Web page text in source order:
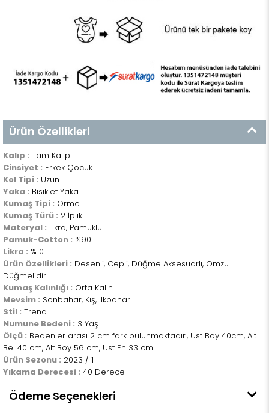
Ürün Özellikleri
Kalıp : Tam Kalıp
Cinsiyet : Erkek Çocuk
Kol Tipi : Uzun
Yaka : Bisiklet Yaka
Kumaş Tipi : Örme
Kumaş Türü : 2 İplik
Materyal : Likra, Pamuklu
Pamuk-Cotton : %90
Likra : %10
Ürün Özellikleri : Desenli, Cepli, Düğme Aksesuarlı, Omzu
Düğmelidir
Kumaş Kalınlığı : Orta Kalın
Mevsim : Sonbahar, Kış, İlkbahar
Stil : Trend
Numune Bedeni : 3 Yaş
Ölçü : Bedenler arası 2 cm fark bulunmaktadır., Üst Boy 40cm, Alt
Bel 40 cm, Alt Boy 56 cm, Üst En 33 cm
Ürün Sezonu : 2023 / 1
Yıkama Derecesi : 40 Derece
Ödeme Seçenekleri